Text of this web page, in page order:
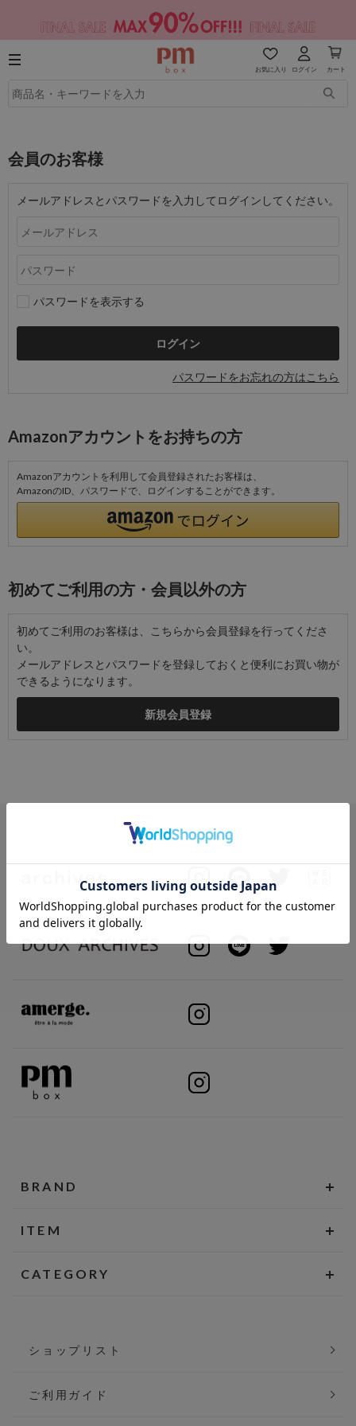
お気に入り ログイン カート
会員のお客様
メールアドレスとパスワードを入力してログインしてください。
パスワードを表示する
パスワードをお忘れの方はこちら
Amazonアカウントをお持ちの方
Amazonアカウントを利用して会員登録されたお客様は、
AmazonのID、パスワードで、ログインすることができます。
初めてご利用の方・会員以外の方
初めてご利用のお客様は、こちらから会員登録を行ってくださ
い。
メールアドレスとパスワードを登録しておくと便利にお買い物が
できるようになります。
BRAND
ITEM
CATEGORY
ショップリスト
ご利用ガイド